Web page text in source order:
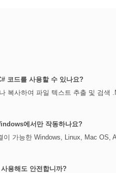
코드를 사용할 수 있나요?
복사하여 파일 텍스트 추출 및 검색
에서만 작동하나요?
이 가능한 Windows, Linux, Mac OS,
용해도 안전합니까?